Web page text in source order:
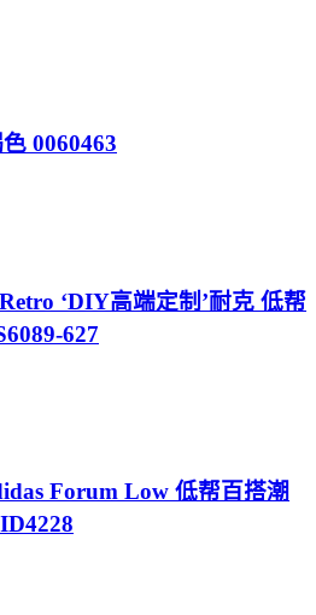
0060463
‘DIY高端定制’耐克 低帮
627
Forum Low 低帮百搭潮